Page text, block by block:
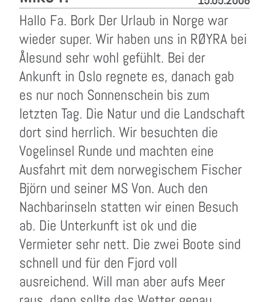
Hallo Fa. Bork Der Urlaub in Norge war
wieder super. Wir haben uns in RØYRA bei
Ålesund sehr wohl gefühlt. Bei der
Ankunft in Oslo regnete es, danach gab
es nur noch Sonnenschein bis zum
letzten Tag. Die Natur und die Landschaft
dort sind herrlich. Wir besuchten die
Vogelinsel Runde und machten eine
Ausfahrt mit dem norwegischem Fischer
Björn und seiner MS Von. Auch den
Nachbarinseln statten wir einen Besuch
ab. Die Unterkunft ist ok und die
Vermieter sehr nett. Die zwei Boote sind
schnell und für den Fjord voll
ausreichend. Will man aber aufs Meer